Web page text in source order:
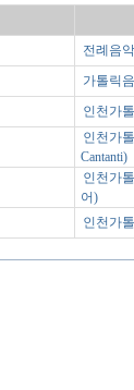
전례음
가톨릭
인천가
인천가
Cantanti)
인천가
어)
인천가